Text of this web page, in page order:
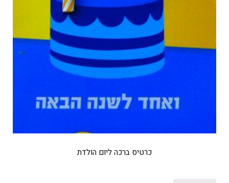
כרטיס ברכה ליום הולדת